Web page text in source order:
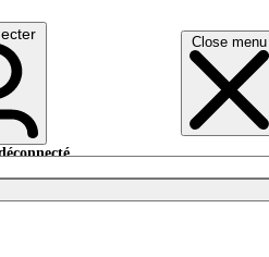
Close menu